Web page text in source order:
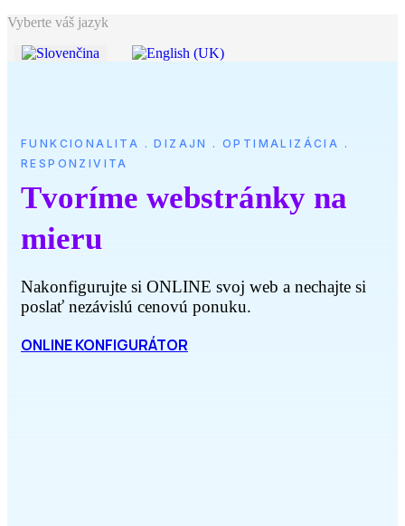
Vyberte váš jazyk
FUNKCIONALITA . DIZAJN . OPTIMALIZÁCIA .
RESPONZIVITA
Tvoríme webstránky na
mieru
Nakonfigurujte si ONLINE svoj web a nechajte si
poslať nezávislú cenovú ponuku.
ONLINE KONFIGURÁTOR